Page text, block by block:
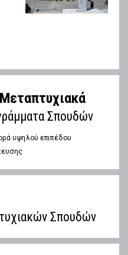
Σπουδών
υψηλού επιπέδου
Σπουδών